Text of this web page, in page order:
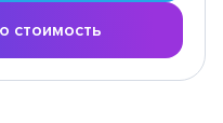
стоимость